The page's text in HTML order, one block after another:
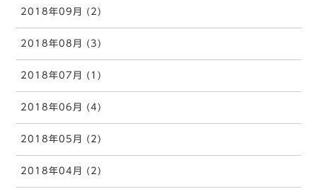
2018年09月 (2)
2018年08月 (3)
2018年07月 (1)
2018年06月 (4)
2018年05月 (2)
2018年04月 (2)